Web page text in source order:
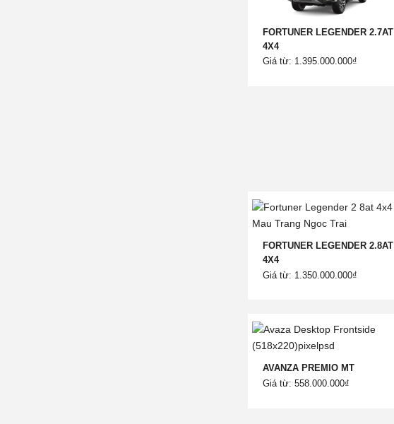
FORTUNER LEGENDER 2.7AT
4X4
Giá từ: 1.395.000.000₫
FORTUNER LEGENDER 2.8AT
4X4
Giá từ: 1.350.000.000₫
AVANZA PREMIO MT
Giá từ: 558.000.000₫